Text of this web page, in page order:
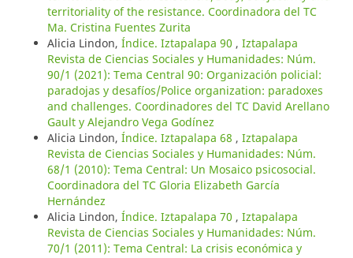
territoriality of the resistance. Coordinadora del TC
Ma. Cristina Fuentes Zurita
Alicia Lindon, Índice. Iztapalapa 90 , Iztapalapa
Revista de Ciencias Sociales y Humanidades: Núm.
90/1 (2021): Tema Central 90: Organización policial:
paradojas y desafíos/Police organization: paradoxes
and challenges. Coordinadores del TC David Arellano
Gault y Alejandro Vega Godínez
Alicia Lindon, Índice. Iztapalapa 68 , Iztapalapa
Revista de Ciencias Sociales y Humanidades: Núm.
68/1 (2010): Tema Central: Un Mosaico psicosocial.
Coordinadora del TC Gloria Elizabeth García
Hernández
Alicia Lindon, Índice. Iztapalapa 70 , Iztapalapa
Revista de Ciencias Sociales y Humanidades: Núm.
70/1 (2011): Tema Central: La crisis económica y